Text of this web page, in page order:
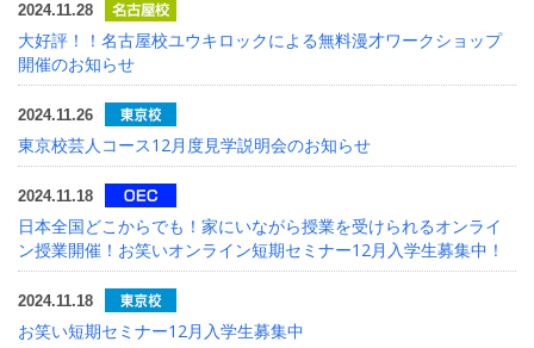
2024.11.28
大好評！！名古屋校ユウキロックによる無料漫才ワークショップ
開催のお知らせ
2024.11.26
東京校芸人コース12月度見学説明会のお知らせ
2024.11.18
日本全国どこからでも！家にいながら授業を受けられるオンライ
ン授業開催！お笑いオンライン短期セミナー12月入学生募集中！
2024.11.18
お笑い短期セミナー12月入学生募集中